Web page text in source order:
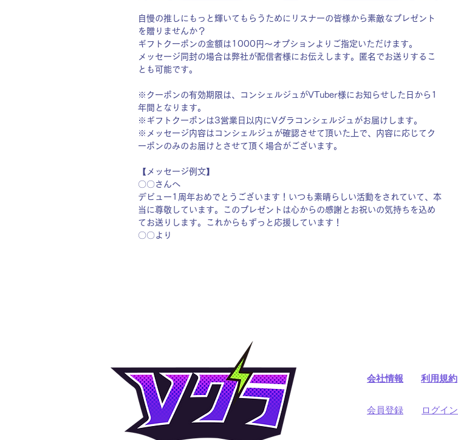
自慢の推しにもっと輝いてもらうためにリスナーの皆様から素敵なプレゼント
を贈りませんか？
ギフトクーポンの金額は1000円〜オプションよりご指定いただけます。
メッセージ同封の場合は弊社が配信者様にお伝えします。匿名でお送りするこ
とも可能です。
※クーポンの有効期限は、コンシェルジュがVTuber様にお知らせした日から1
年間となります。
※ギフトクーポンは3営業日以内にVグラコンシェルジュがお届けします。
※メッセージ内容はコンシェルジュが確認させて頂いた上で、内容に応じてク
ーポンのみのお届けとさせて頂く場合がございます。
【メッセージ例文】
〇〇さんへ
デビュー1周年おめでとうございます！いつも素晴らしい活動をされていて、本
当に尊敬しています。このプレゼントは心からの感謝とお祝いの気持ちを込め
てお送りします。これからもずっと応援しています！
〇〇より
会社情報 利用規約
​会員登録 ​ログイン